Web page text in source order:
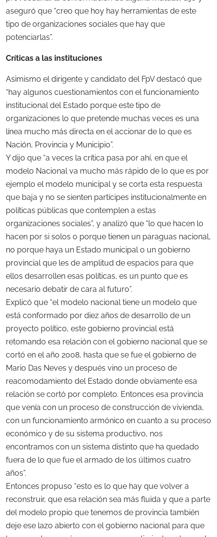
aseguró que “creo que hoy hay herramientas de este
tipo de organizaciones sociales que hay que
potenciarlas”.
Críticas a las instituciones
Asimismo el dirigente y candidato del FpV destacó que
“hay algunos cuestionamientos con el funcionamiento
institucional del Estado porque este tipo de
organizaciones lo que pretende muchas veces es una
línea mucho más directa en el accionar de lo que es
Nación, Provincia y Municipio”.
Y dijo que “a veces la crítica pasa por ahí, en que el
modelo Nacional va mucho más rápido de lo que es por
ejemplo el modelo municipal y se corta esta respuesta
que baja y no se sienten partícipes institucionalmente en
políticas públicas que contemplen a estas
organizaciones sociales”, y analizó que “lo que hacen lo
hacen por si solos o porque tienen un paraguas nacional,
no porque haya un Estado municipal o un gobierno
provincial que les de amplitud de espacios para que
ellos desarrollen esas políticas, es un punto que es
necesario debatir de cara al futuro”.
Explicó que “el modelo nacional tiene un modelo que
está conformado por diez años de desarrollo de un
proyecto político, este gobierno provincial está
retomando esa relación con el gobierno nacional que se
cortó en el año 2008, hasta que se fue el gobierno de
Mario Das Neves y después vino un proceso de
reacomodamiento del Estado donde obviamente esa
relación se cortó por completo. Entonces esa provincia
que venía con un proceso de construcción de vivienda,
con un funcionamiento armónico en cuanto a su proceso
económico y de su sistema productivo, nos
encontramos con un sistema distinto que ha quedado
fuera de lo que fue el armado de los últimos cuatro
años”.
Entonces propuso “esto es lo que hay que volver a
reconstruir, que esa relación sea más fluida y que a parte
del modelo propio que tenemos de provincia también
deje ese lazo abierto con el gobierno nacional para que